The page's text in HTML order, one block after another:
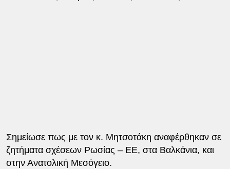
Σημείωσε πως με τον κ. Μητσοτάκη αναφέρθηκαν σε
ζητήματα σχέσεων Ρωσίας – ΕΕ, στα Βαλκάνια, και
στην Ανατολική Mεσόγειο.